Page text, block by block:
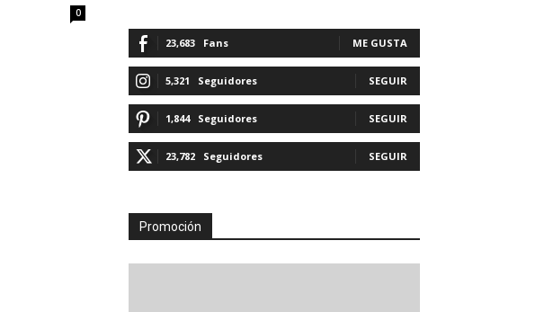
0
23,683 Fans ME GUSTA
5,321 Seguidores SEGUIR
1,844 Seguidores SEGUIR
23,782 Seguidores SEGUIR
Promoción